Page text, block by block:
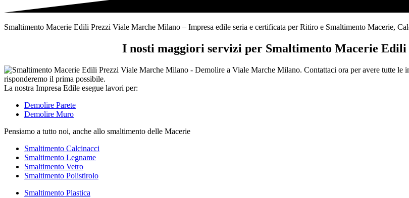
Smaltimento Macerie Edili Prezzi Viale Marche Milano – Impresa edile seria e certificata per Ritiro e Smaltimento Macerie,
I nosti maggiori servizi per Smaltimento Macerie
La nostra Impresa Edile esegue lavori per:
Demolire Parete
Demolire Muro
Pensiamo a tutto noi, anche allo smaltimento delle Macerie
Smaltimento Calcinacci
Smaltimento Legname
Smaltimento Vetro
Smaltimento Polistirolo
Smaltimento Plastica